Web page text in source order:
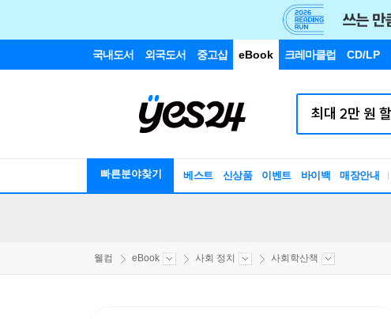
국내도서 외국도서 중고샵 eBook 크레마클럽 CD/LP
빠른분야찾기 베스트 신상품 이벤트 바이백 매장안내
웰컴 eBook 사회 정치 사회학산책